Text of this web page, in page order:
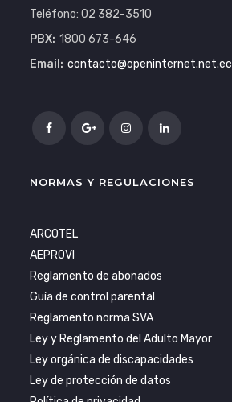
Teléfono: 02 382-3510
PBX: 1800 673-646
Email: contacto@openinternet.net.ec
NORMAS Y REGULACIONES
ARCOTEL
AEPROVI
Reglamento de abonados
Guía de control parental
Reglamento norma SVA
Ley y Reglamento del Adulto Mayor
Ley orgánica de discapacidades
Ley de protección de datos